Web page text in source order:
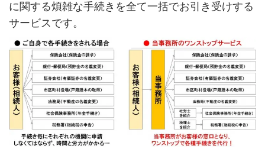
に関する煩雑な手続きを全て一括でお引き受けする
サービスです。